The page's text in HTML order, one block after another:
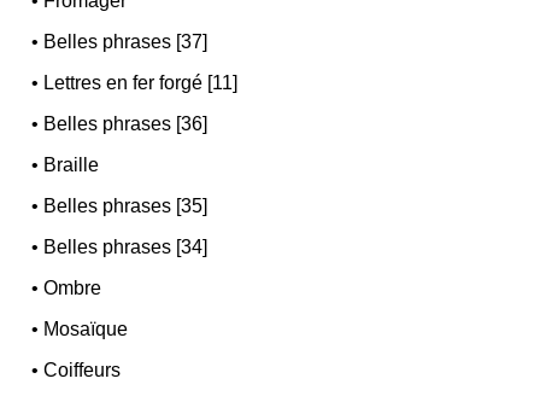
• Belles phrases [37]
• Lettres en fer forgé [11]
• Belles phrases [36]
• Braille
• Belles phrases [35]
• Belles phrases [34]
•Ombre
• Mosaïque
•Coiffeurs